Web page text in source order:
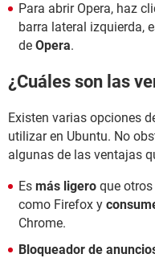
Para abrir Opera, haz
barra lateral izquierda,
de Opera.
¿Cuáles son las
Existen varias opciones
utilizar en Ubuntu. No
algunas de las ventajas
Es más ligero que
como Firefox y
Chrome.
Bloqueador de